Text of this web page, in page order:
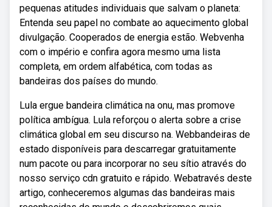
pequenas atitudes individuais que salvam o planeta:
Entenda seu papel no combate ao aquecimento global
divulgação. Cooperados de energia estão. Webvenha
com o império e confira agora mesmo uma lista
completa, em ordem alfabética, com todas as
bandeiras dos países do mundo.
Lula ergue bandeira climática na onu, mas promove
política ambígua. Lula reforçou o alerta sobre a crise
climática global em seu discurso na. Webbandeiras de
estado disponíveis para descarregar gratuitamente
num pacote ou para incorporar no seu sítio através do
nosso serviço cdn gratuito e rápido. Webatravés deste
artigo, conheceremos algumas das bandeiras mais